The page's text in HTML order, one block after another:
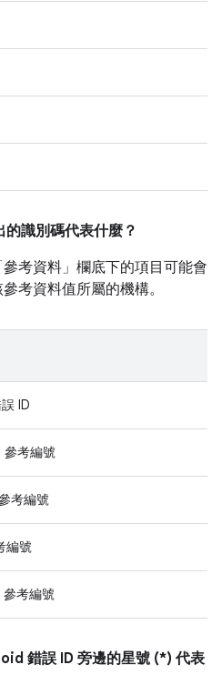
的識別碼代表什麼？
考資料」 欄底下的項目可能會
考資料值所屬的機構。
ID
參考編號
考編號
編號
考編號
錯誤 ID 旁邊的星號 (*) 代表